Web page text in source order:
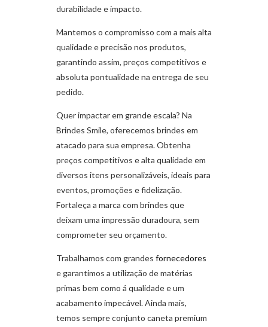
durabilidade e impacto.
Mantemos o compromisso com a mais alta
qualidade e precisão nos produtos,
garantindo assim, preços competitivos e
absoluta pontualidade na entrega de seu
pedido.
Quer impactar em grande escala? Na
Brindes Smile, oferecemos brindes em
atacado para sua empresa. Obtenha
preços competitivos e alta qualidade em
diversos itens personalizáveis, ideais para
eventos, promoções e fidelização.
Fortaleça a marca com brindes que
deixam uma impressão duradoura, sem
comprometer seu orçamento.
Trabalhamos com grandes fornecedores
e garantimos a utilização de matérias
primas bem como á qualidade e um
acabamento impecável. Ainda mais,
temos sempre conjunto caneta premium